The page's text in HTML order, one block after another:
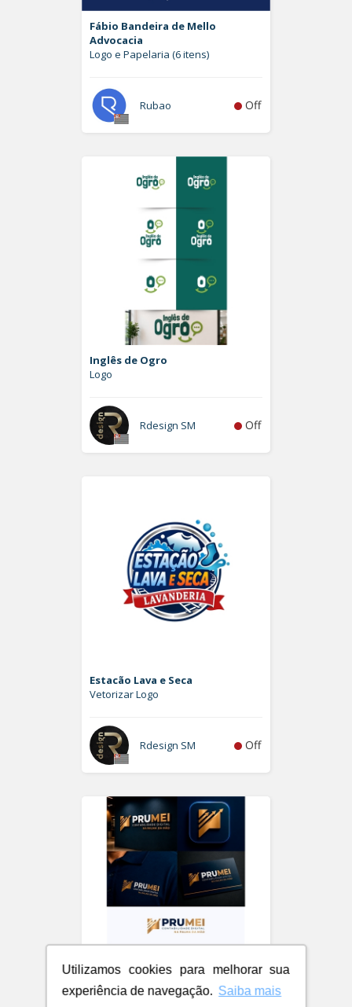
Utilizamos cookies para melhorar sua
experiência de navegação. Saiba mais
Fábio Bandeira de Mello
Advocacia
Logo e Papelaria (6 itens)
Rubao Off
Inglês de Ogro
Logo
Rdesign SM Off
Estacão Lava e Seca
Vetorizar Logo
Rdesign SM Off
PRUMEI - Contabilidade Digital